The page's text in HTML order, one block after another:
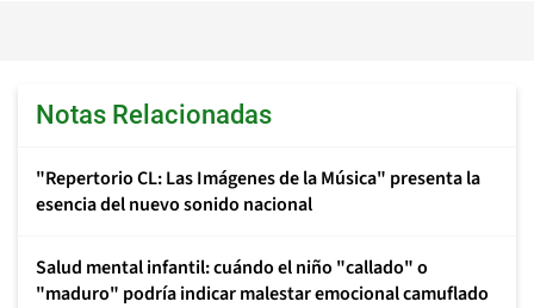
Notas Relacionadas
"Repertorio CL: Las Imágenes de la Música" presenta la
esencia del nuevo sonido nacional
Salud mental infantil: cuándo el niño "callado" o
"maduro" podría indicar malestar emocional camuflado